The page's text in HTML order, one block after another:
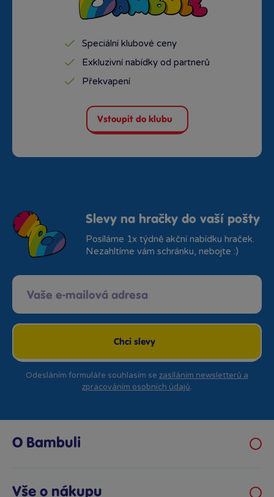
Speciální klubové ceny
Exkluzivní nabídky od partnerů
Překvapení
Vstoupit do klubu
Slevy na hračky do vaší pošty
Posíláme 1x týdně akční nabídku hraček.
Nezahltíme vám schránku, nebojte :)
Chci slevy
Odesláním formuláře souhlasím se zasíláním newsletterů a
zpracováním osobních údajů.
O Bambuli
Vše o nákupu